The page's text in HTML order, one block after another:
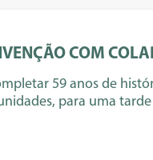
COM
59 anos de
para uma